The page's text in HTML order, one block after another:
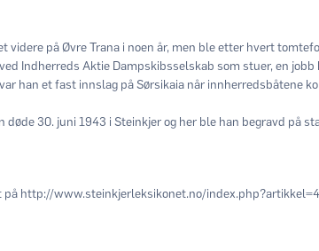
videre på Øvre Trana i noen år, men ble etter hvert
Indherreds Aktie Dampskibsselskab som stuer, en
han et fast innslag på Sørsikaia når innherredsbåtene
døde 30. juni 1943 i Steinkjer og her ble han begravd på
på http://www.steinkjerleksikonet.no/